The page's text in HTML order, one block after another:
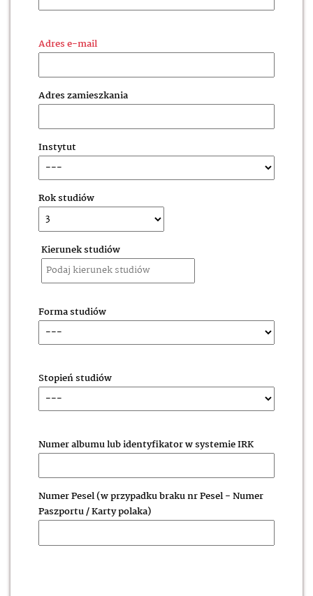
Adres e-mail
Adres zamieszkania
Instytut
Rok studiów
Kierunek studiów
Forma studiów
Stopień studiów
Numer albumu lub identyfikator w systemie IRK
Numer Pesel (w przypadku braku nr Pesel - Numer
Paszportu / Karty polaka)